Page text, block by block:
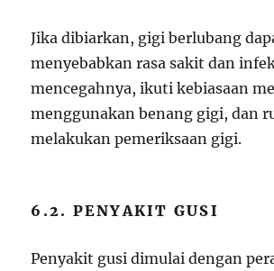
Jika dibiarkan, gigi berlubang
menyebabkan rasa sakit dan
mencegahnya, ikuti kebiasaan
menggunakan benang gigi, dan
melakukan pemeriksaan gigi.
6.2. PENYAKIT GUSI
Penyakit gusi dimulai dengan